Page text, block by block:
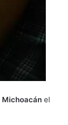
Michoacán el